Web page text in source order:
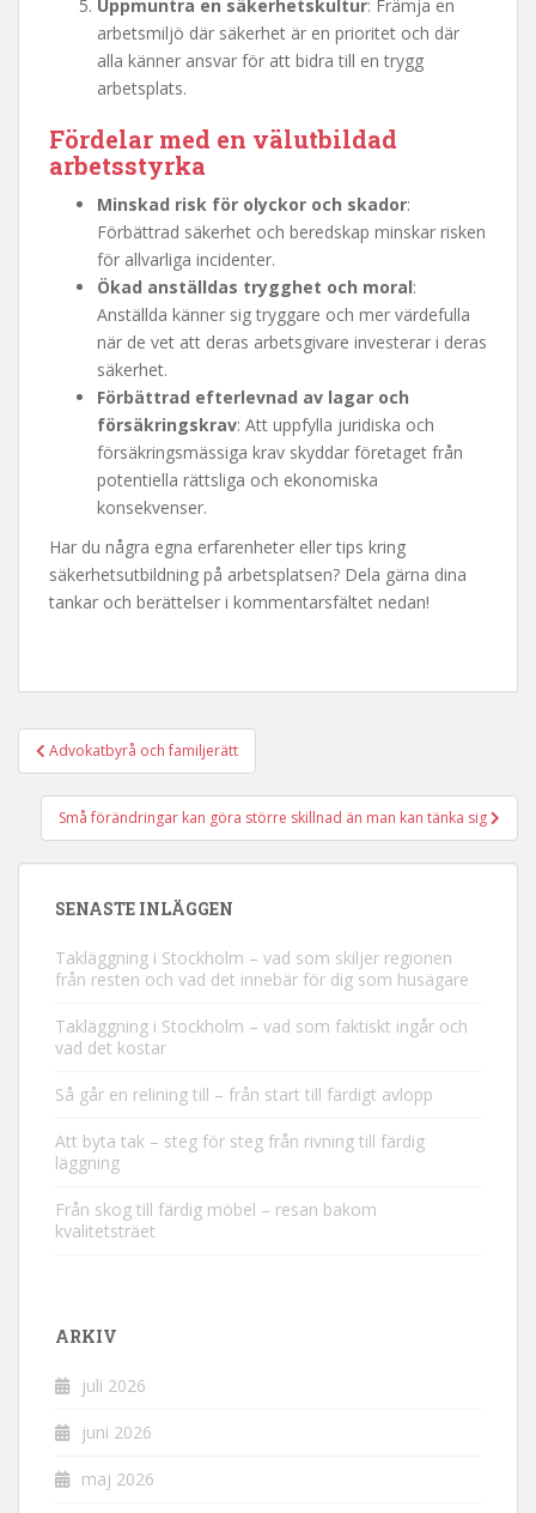
Uppmuntra en säkerhetskultur: Främja en
arbetsmiljö där säkerhet är en prioritet och där
alla känner ansvar för att bidra till en trygg
arbetsplats.
Fördelar med en välutbildad
arbetsstyrka
Minskad risk för olyckor och skador:
Förbättrad säkerhet och beredskap minskar risken
för allvarliga incidenter.
Ökad anställdas trygghet och moral:
Anställda känner sig tryggare och mer värdefulla
när de vet att deras arbetsgivare investerar i deras
säkerhet.
Förbättrad efterlevnad av lagar och
försäkringskrav: Att uppfylla juridiska och
försäkringsmässiga krav skyddar företaget från
potentiella rättsliga och ekonomiska
konsekvenser.
Har du några egna erfarenheter eller tips kring
säkerhetsutbildning på arbetsplatsen? Dela gärna dina
tankar och berättelser i kommentarsfältet nedan!
Inläggsnavigering
Advokatbyrå och familjerätt
Små förändringar kan göra större skillnad än man kan tänka sig
SENASTE INLÄGGEN
Takläggning i Stockholm – vad som skiljer regionen
från resten och vad det innebär för dig som husägare
Takläggning i Stockholm – vad som faktiskt ingår och
vad det kostar
Så går en relining till – från start till färdigt avlopp
Att byta tak – steg för steg från rivning till färdig
läggning
Från skog till färdig möbel – resan bakom
kvalitetsträet
ARKIV
juli 2026
juni 2026
maj 2026